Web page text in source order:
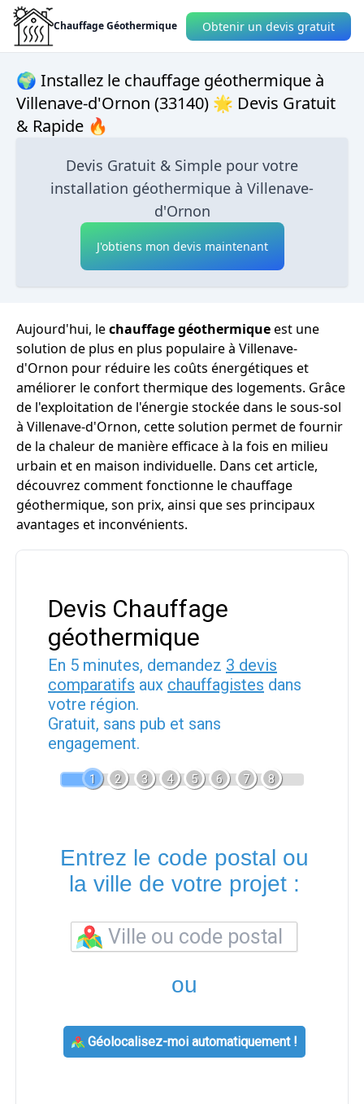
Chauffage Géothermique Obtenir un devis gratuit
🌍 Installez le chauffage géothermique à
Villenave-d'Ornon (33140) 🌟 Devis Gratuit
& Rapide 🔥
Devis Gratuit & Simple pour votre
installation géothermique à Villenave-
d'Ornon
J'obtiens mon devis maintenant
Aujourd'hui, lechauffage géothermiqueest une
solution de plus en plus populaire à Villenave-
d'Ornon pour réduire les coûts énergétiques et
améliorer le confort thermique des logements. Grâce
de l'exploitation de l'énergie stockée dans le sous-sol
à Villenave-d'Ornon, cette solution permet de fournir
de la chaleur de manière efficace à la fois en milieu
urbain et en maison individuelle. Dans cet article,
découvrez comment fonctionne le chauffage
géothermique, son prix, ainsi que ses principaux
avantages et inconvénients.
Devis Chauffage
géothermique
En 5 minutes, demandez 3 devis
comparatifs aux chauffagistes dans
votre région.
Gratuit, sans pub et sans
engagement.
1 2 3 4 5 6 7 8
Entrez le code postal ou
la ville de votre projet :
ou
Géolocalisez-moi automatiquement !